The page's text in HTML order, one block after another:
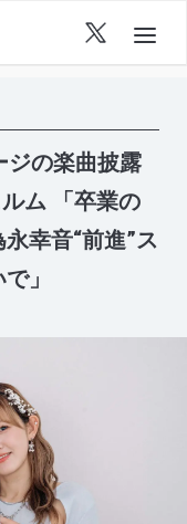
ジの楽曲披露
ム 「卒業の
幸音“前進”ス
」